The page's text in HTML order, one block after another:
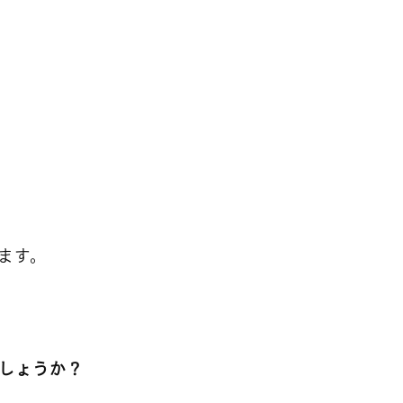
す。
ょうか？